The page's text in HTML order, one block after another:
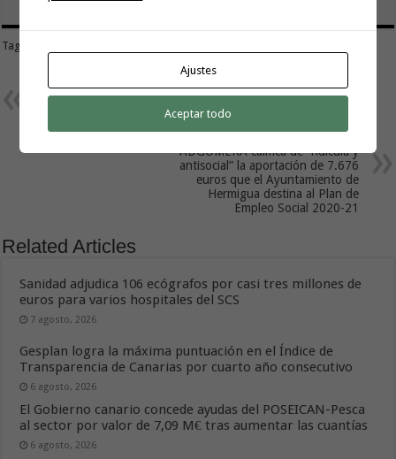
Tags
Previous
ASG en Alajeró rechaza las
cuentas de 2021 “por no atender
ADGOMERA califica de “ridícula y
antisocial” la aportación de 7.676
euros que el Ayuntamiento de
Hermigua destina al Plan de
Empleo Social 2020-21
Related Articles
Sanidad adjudica 106 ecógrafos por casi tres millones de
euros para varios hospitales del SCS
7 agosto, 2026
Gesplan logra la máxima puntuación en el Índice de
Transparencia de Canarias por cuarto año consecutivo
6 agosto, 2026
El Gobierno canario concede ayudas del POSEICAN-Pesca
al sector por valor de 7,09 M€ tras aumentar las cuantías
6 agosto, 2026
Ajustes
Aceptar todo